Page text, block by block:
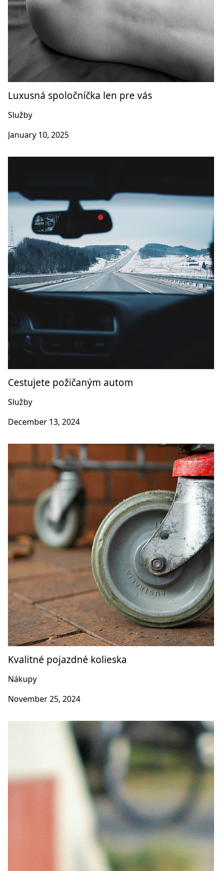
Luxusná spoločníčka len pre vás
Služby
January 10, 2025
Cestujete požičaným autom
Služby
December 13, 2024
Kvalitné pojazdné kolieska
Nákupy
November 25, 2024